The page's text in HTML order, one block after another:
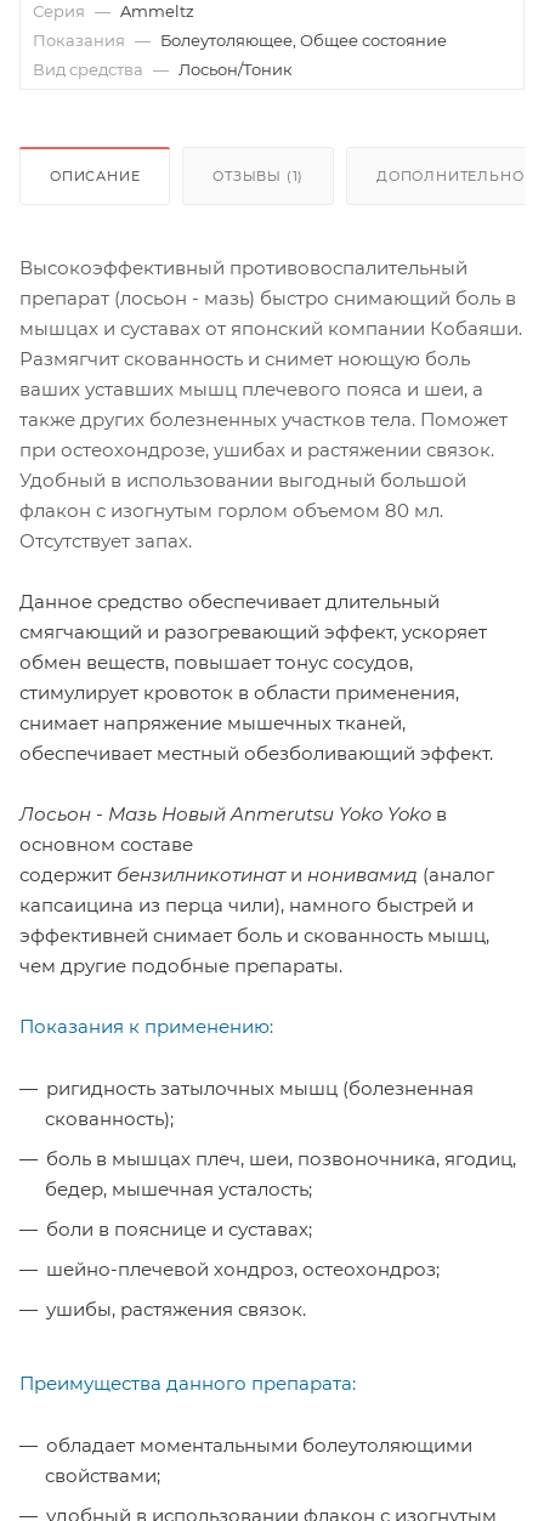
Серия — Ammeltz
Показания — Болеутоляющее, Общее состояние
Вид средства — Лосьон/Тоник
ОПИСАНИЕ ОТЗЫВЫ (1) ДОПОЛНИТЕЛЬНО
Высокоэффективный противовоспалительный
препарат (лосьон - мазь) быстро снимающий боль в
мышцах и суставах от японский компании Кобаяши.
Размягчит скованность и снимет ноющую боль
ваших уставших мышц плечевого пояса и шеи, а
также других болезненных участков тела. Поможет
при остеохондрозе, ушибах и растяжении связок.
Удобный в использовании выгодный большой
флакон с изогнутым горлом объемом 80 мл.
Отсутствует запах.
Данное средство обеспечивает длительный
смягчающий и разогревающий эффект, ускоряет
обмен веществ, повышает тонус сосудов,
стимулирует кровоток в области применения,
снимает напряжение мышечных тканей,
обеспечивает местный обезболивающий эффект.
Лосьон - Мазь Новый Anmerutsu Yoko Yoko в
основном составе
содержит бензилникотинати нонивамид (аналог
капсаицина из перца чили), намного быстрей и
эффективней снимает боль и скованность мышц,
чем другие подобные препараты.
Показания к применению:
​ригидность затылочных мышц (болезненная
скованность);
​​боль в мышцах плеч, шеи, позвоночника, ягодиц,
бедер, мышечная усталость;
боли в пояснице и суставах;
шейно-плечевой хондроз, остеохондроз;
ушибы, растяжения связок.
Преимущества данного препарата:
обладает моментальными болеутоляющими
свойствами;
удобный в использовании флакон с изогнутым